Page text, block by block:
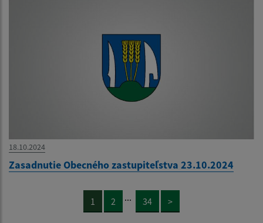
18.10.2024
Zasadnutie Obecného zastupiteľstva 23.10.2024
1 2 ... 34 >